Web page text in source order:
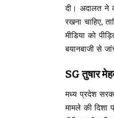
दी। अदालत ने
रखना चाहिए,
मीडिया को
बयानबाजी से
SG तुषार
मध्य प्रदेश
मामले की दिशा